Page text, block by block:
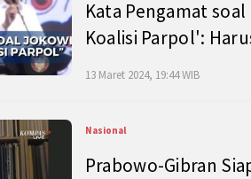
Kata Pengamat
Koalisi Parpol':
13 Maret 2024, 19:44 WIB
Nasional
Prabowo-Gibran